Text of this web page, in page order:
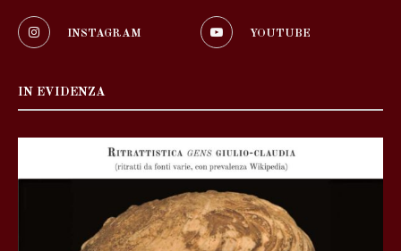
INSTAGRAM YOUTUBE
IN EVIDENZA